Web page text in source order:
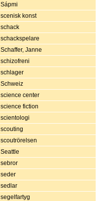
Sápmi
scenisk konst
schack
schackspelare
Schaffer, Janne
schizofreni
schlager
Schweiz
science center
science fiction
scientologi
scouting
scoutrörelsen
Seattle
sebror
seder
sedlar
segelfartyg